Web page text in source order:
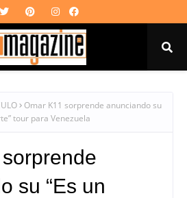
Omar K11 sorprende anunciando su
tour para Venezuela
su “Es un